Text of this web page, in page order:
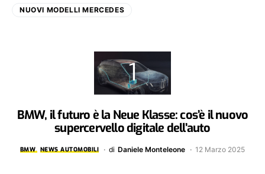
NUOVI MODELLI MERCEDES
BMW, il futuro è la Neue Klasse: cos’è il nuovo
supercervello digitale dell’auto
BMW NEWS AUTOMOBILI di Daniele Monteleone 12 Marzo 2025